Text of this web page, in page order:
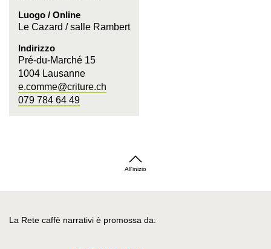
Luogo / Online
Le Cazard / salle Rambert
Indirizzo
Pré-du-Marché 15
1004 Lausanne
e.comme@criture.ch
079 784 64 49
All'inizio
La Rete caffè narrativi è promossa da: